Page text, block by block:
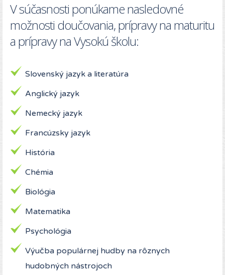
V súčasnosti ponúkame nasledovné
možnosti doučovania, prípravy na maturitu
a prípravy na Vysokú školu:
Slovenský jazyk a literatúra
Anglický jazyk
Nemecký jazyk
Francúzsky jazyk
História
Chémia
Biológia
Matematika
Psychológia
Výučba populárnej hudby na rôznych
hudobných nástrojoch